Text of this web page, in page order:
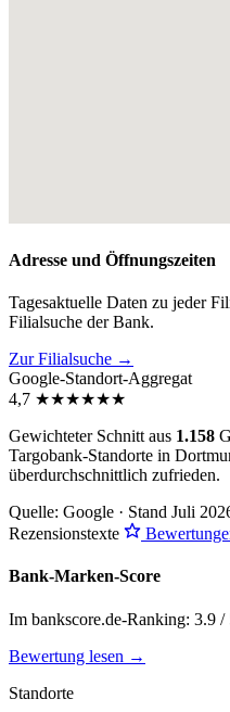
Adresse und Öffnungszeiten
Tagesaktuelle Daten zu jeder
Filialsuche der Bank.
Zur Filialsuche →
Google-Standort-Aggregat
4,7 ★★★★★★
Gewichteter Schnitt aus 1.158
Targobank-Standorte in
überdurchschnittlich zufrieden.
Quelle: Google · Stand Juli
Rezensionstexte
Bank-Marken-Score
Im bankscore.de-Ranking: 3.9 /
Bewertung lesen →
Standorte